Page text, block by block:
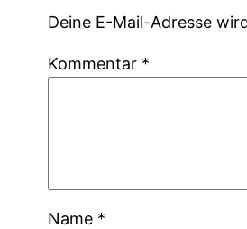
Deine E-Mail-Adresse
Kommentar *
Name *